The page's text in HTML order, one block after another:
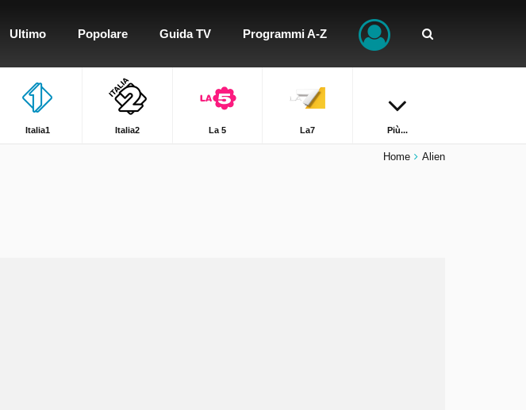
Ultimo Popolare Guida TV Programmi A-Z
Italia1 Italia2 La 5 La7 Più...
Home Alien